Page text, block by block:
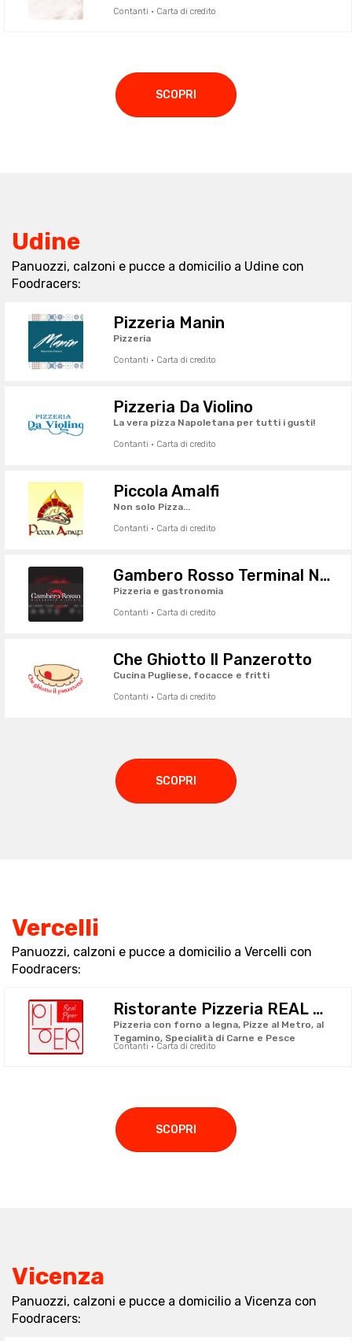
Contanti · Carta di credito
SCOPRI
Udine
Panuozzi, calzoni e pucce a domicilio a Udine con
Foodracers:
Pizzeria Manin
Pizzeria
Contanti · Carta di credito
Pizzeria Da Violino
La vera pizza Napoletana per tutti i gusti!
Contanti · Carta di credito
Piccola Amalfi
Non solo Pizza...
Contanti · Carta di credito
Gambero Rosso Terminal Nord
Pizzeria e gastronomia
Contanti · Carta di credito
Che Ghiotto Il Panzerotto
Cucina Pugliese, focacce e fritti
Contanti · Carta di credito
SCOPRI
Vercelli
Panuozzi, calzoni e pucce a domicilio a Vercelli con
Foodracers:
Ristorante Pizzeria REAL PIPER
Pizzeria con forno a legna, Pizze al Metro, al
Tegamino, Specialità di Carne e Pesce
Contanti · Carta di credito
SCOPRI
Vicenza
Panuozzi, calzoni e pucce a domicilio a Vicenza con
Foodracers: